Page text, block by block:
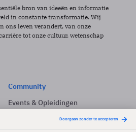
bron van ideeën en informatie
in constante transformatie. Wij
ons leven verandert, van onze
tot onze cultuur, wetenschap
Community
Events & Opleidingen